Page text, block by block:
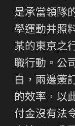
是承當領隊
學運動并照
某的東京之
職行動。公
白，兩邊簽
的效率，以
付金沒有法